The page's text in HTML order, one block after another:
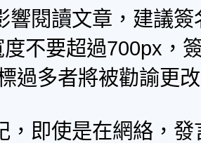
響閱讀文章，建議
不要超過700px，
過多者將被勸諭更
，即使是在網絡，